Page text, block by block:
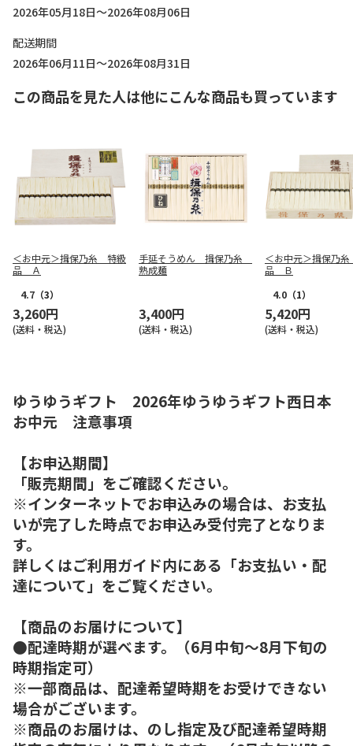
2026年05月18日～2026年08月06日
配送期間
2026年06月11日～2026年08月31日
この商品を見た人は他にこんな商品も買っています
＜お中元＞揖保乃糸 特級
品 Ａ
4.7 （3）
3,260円
(送料・税込)
手延そうめん 揖保乃糸
熟成麺
3,400円
(送料・税込)
＜お中元＞揖保乃
品 Ｂ
4.0 （1）
5,420円
(送料・税込)
ゆうゆうギフト 2026年ゆうゆうギフト西日本
お中元 注意事項
【お申込期間】
「販売期間」をご確認ください。
※インターネットでお申込みの場合は、お支払
いが完了した時点でお申込み受付完了となりま
す。
詳しくはご利用ガイド内にある「お支払い・配
達について」をご覧ください。
【商品のお届けについて】
●配達時期が選べます。（6月中旬～8月下旬の
時期指定可）
※一部商品は、配達希望時期をお受けできない
場合がございます。
※商品のお届けは、のし指定及び配達希望時期